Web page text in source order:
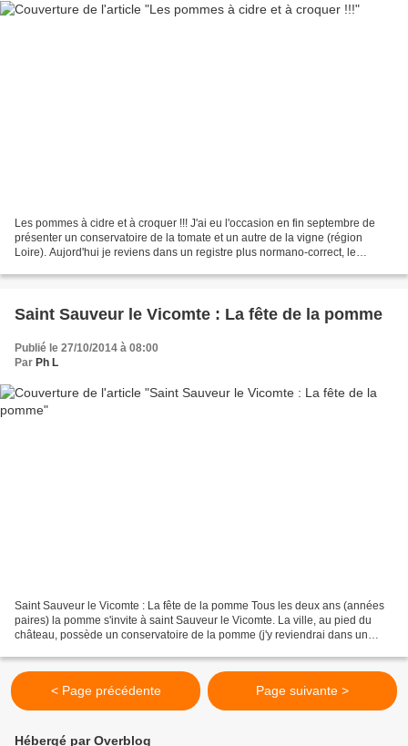
Les pommes à cidre et à croquer !!! J'ai eu l'occasion en fin septembre de
présenter un conservatoire de la tomate et un autre de la vigne (région
Loire). Aujord'hui je reviens dans un registre plus normano-correct, le
Saint Sauveur le Vicomte : La fête de la pomme
Publié le 27/10/2014 à 08:00
Par Ph L
Saint Sauveur le Vicomte : La fête de la pomme Tous les deux ans (années
paires) la pomme s'invite à saint Sauveur le Vicomte. La ville, au pied du
château, possède un conservatoire de la pomme (j'y reviendrai dans un
< Page précédente Page suivante >
Hébergé par Overblog